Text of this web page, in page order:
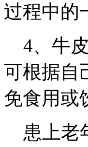
过程中的
4、牛皮
可根据自
免食用或
患上老